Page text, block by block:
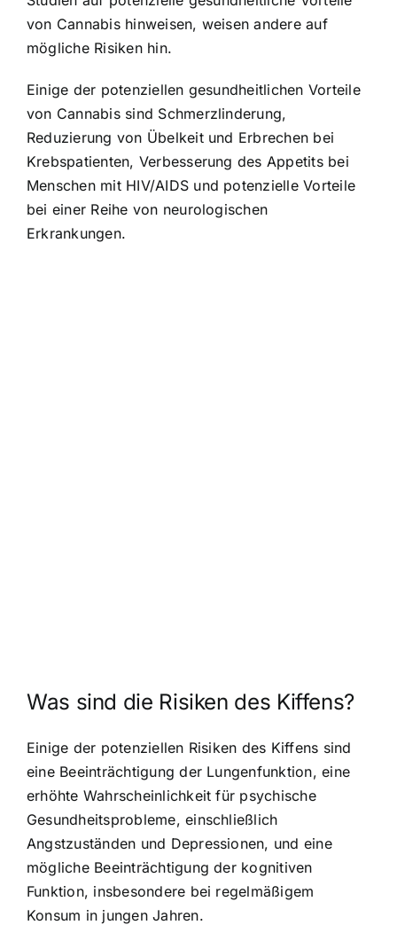
von Cannabis hinweisen, weisen andere auf
mögliche Risiken hin.
Einige der potenziellen gesundheitlichen Vorteile
von Cannabis sind Schmerzlinderung,
Reduzierung von Übelkeit und Erbrechen bei
Krebspatienten, Verbesserung des Appetits bei
Menschen mit HIV/AIDS und potenzielle Vorteile
bei einer Reihe von neurologischen
Erkrankungen.
Was sind die Risiken des Kiffens?
Einige der potenziellen Risiken des Kiffens sind
eine Beeinträchtigung der Lungenfunktion, eine
erhöhte Wahrscheinlichkeit für psychische
Gesundheitsprobleme, einschließlich
Angstzuständen und Depressionen, und eine
mögliche Beeinträchtigung der kognitiven
Funktion, insbesondere bei regelmäßigem
Konsum in jungen Jahren.